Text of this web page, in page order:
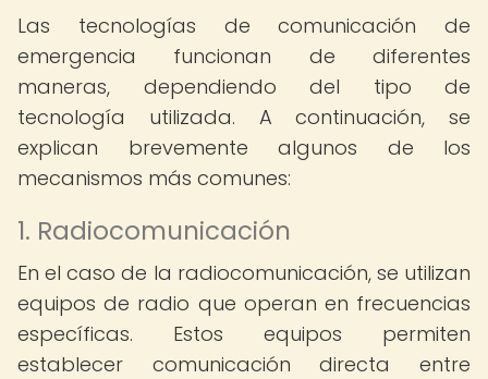
Las tecnologías de comunicación de
emergencia funcionan de diferentes
maneras, dependiendo del tipo de
tecnología utilizada. A continuación, se
explican brevemente algunos de los
mecanismos más comunes:
1. Radiocomunicación
En el caso de la radiocomunicación, se utilizan
equipos de radio que operan en frecuencias
específicas. Estos equipos permiten
establecer comunicación directa entre